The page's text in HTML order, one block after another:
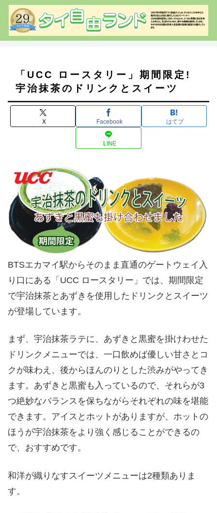
「UCC ロースタリー」期間限定!
宇治抹茶のドリンクとスイーツ
X Facebook はてブ
LINE
BTSエカマイ駅からそのまま直通のゲートウェイ入
り口にある「UCC ロースタリー」では、期間限定
で宇治抹茶とあずきを使用したドリンクとスイーツ
が登場しています。
まず、宇治抹茶ラテに、あずきと黒蜜を掛けわせた
ドリンクメニューでは、一口飲めば優しい甘さとコ
クが味わえ、後からほんのりとした渋みがやってき
ます。あずきと黒蜜も入っているので、それらが3
つ絶妙なバランスを保ちながらそれぞれの味を堪能
できます。アイスとホットがありますが、ホットの
ほうが宇治抹茶をより強く感じることができるの
で、おすすめです。
和洋が織りなすスイーツメニューは2種類ありま
す。